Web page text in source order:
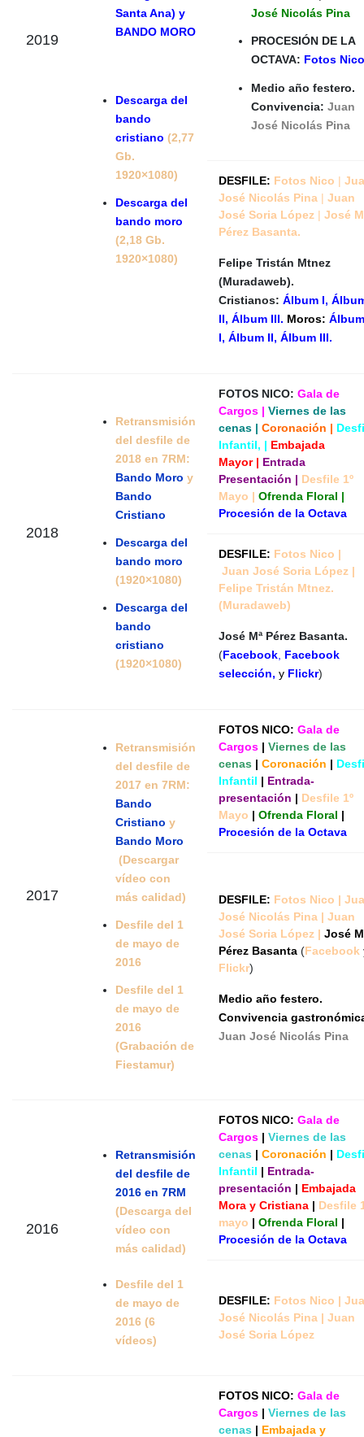
2019
Santa Ana) y
BANDO MORO
Descarga del
bando
cristiano (2,77
Gb.
1920×1080)
Descarga del
bando moro
(2,18 Gb.
1920×1080)
José Nicolás Pina
PROCESIÓN DE LA
OCTAVA: Fotos Nico
Medio año festero.
Convivencia: Juan
José Nicolás Pina
DESFILE: Fotos Nico |
José Nicolás Pina | Juan
José Soria López | José
Pérez Basanta.
Felipe Tristán Mtnez
(Muradaweb).
Cristianos: Álbum I,
II, Álbum III. Moros: Álbum
I, Álbum II, Álbum III.
2018
Retransmisión
del desfile de
2018 en 7RM:
Bando Moro y
Bando
Cristiano
Descarga del
bando moro
(1920×1080)
Descarga del
bando
cristiano
(1920×1080)
FOTOS NICO: Gala de
Cargos | Viernes de las
cenas | Coronación |
Infantil, | Embajada
Mayor| Entrada
Presentación | Desfile 1º
Mayo | Ofrenda Floral |
Procesión de la Octava
DESFILE: Fotos Nico |
Juan José Soria López |
Felipe Tristán Mtnez.
(Muradaweb)
José Mª Pérez Basanta.
(Facebook, Facebook
selección, y Flickr)
2017
Retransmisión
del desfile de
2017 en 7RM:
Bando
Cristiano y
Bando Moro
(Descargar
vídeo con
más calidad)
Desfile del 1
de mayo de
2016
Desfile del 1
de mayo de
2016
(Grabación de
Fiestamur)
FOTOS NICO: Gala de
Cargos | Viernes de las
cenas | Coronación |
Infantil | Entrada-
presentación | Desfile 1º
Mayo | Ofrenda Floral |
Procesión de la Octava
DESFILE: Fotos Nico |
José Nicolás Pina | Juan
José Soria López | José
Pérez Basanta (Facebook
Flickr)
Medio año festero.
Convivencia
Juan José Nicolás Pina
2016
Retransmisión
del desfile de
2016 en 7RM
(Descarga del
vídeo con
más calidad)
Desfile del 1
de mayo de
2016 (6
vídeos)
FOTOS NICO: Gala de
Cargos | Viernes de las
cenas | Coronación |
Infantil | Entrada-
presentación | Embajada
Mora y Cristiana | Desfile
mayo | Ofrenda Floral |
Procesión de la Octava
DESFILE: Fotos Nico |
José Nicolás Pina | Juan
José Soria López
FOTOS NICO: Gala de
Cargos | Viernes de las
cenas | Embajada y